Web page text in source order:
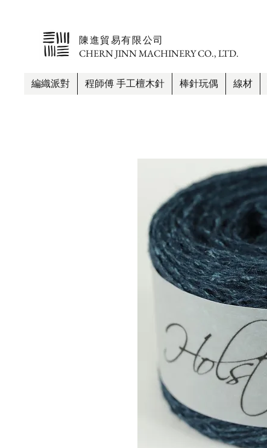
​陳進貿易有限公司
CHERN JINN MACHINERY CO., LTD.
編織派對 程師傅 手工檀木針 棒針玩偶 線材